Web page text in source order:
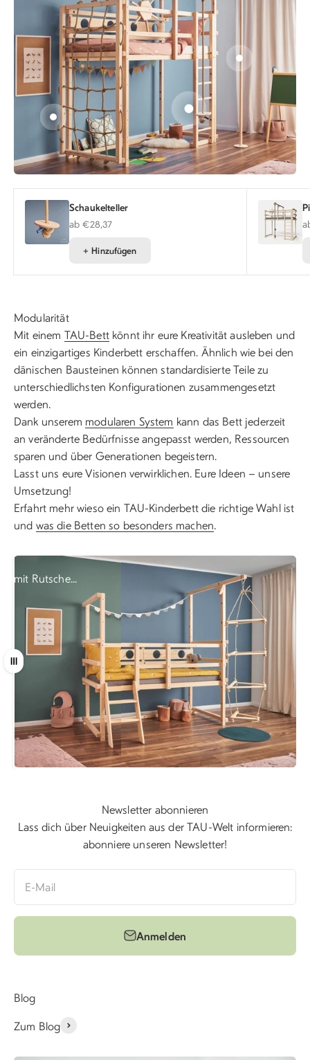
Gehe zu Element 1
Gehe zu Element 3
Gehe zu
Schaukelteller
Angebot
ab €28,37
+ Hinzufügen
Modularität
Mit einem TAU-Bettkönnt ihr eure Kreativität ausleben und
ein einzigartiges Kinderbett erschaffen. Ähnlich wie bei den
dänischen Bausteinen können standardisierte Teile zu
unterschiedlichsten Konfigurationen zusammengesetzt
werden.
Dank unserem modularen System kann das Bett jederzeit
an veränderte Bedürfnisse angepasst werden, Ressourcen
sparen und über Generationen begeistern.
Lasst uns eure Visionen verwirklichen. Eure Ideen – unsere
Umsetzung!
Erfahrt mehr wieso ein TAU-Kinderbett die richtige Wahl ist
und was die Betten so besonders machen.
mit Rutsche...
...oder Dreiecksleiter
Ziehen
Newsletter abonnieren
Lass dich über Neuigkeiten aus der TAU-Welt informieren:
abonniere unseren Newsletter!
E-Mail
Anmelden
Blog
Zum Blog